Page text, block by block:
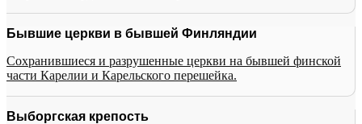
Бывшие церкви в бывшей Финляндии
Сохранившиеся и разрушенные церкви на бывшей финской
части Карелии и Карельского перешейка.
Выборгская крепость